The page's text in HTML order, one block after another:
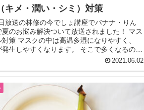
キメ・潤い・シミ）対策
放送の林修の今でしょ講座でバナナ・りん
夏のお悩み解決ついて放送されました！ マス
策 マスクの中は高温多湿になりやすく、
生しやすくなります。 そこで多くなるのが
2021.06.02